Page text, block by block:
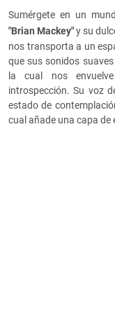
Sumérgete en un
"Brian Mackey"y su
nos transporta a un
que sus sonidos
la cual nos
introspección. Su voz
estado de
cual añade una capa de